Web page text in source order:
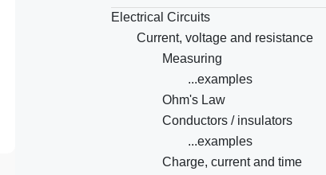
Electrical Circuits
Current, voltage and resistance
Measuring
...examples
Ohm's Law
Conductors / insulators
...examples
Charge, current and time